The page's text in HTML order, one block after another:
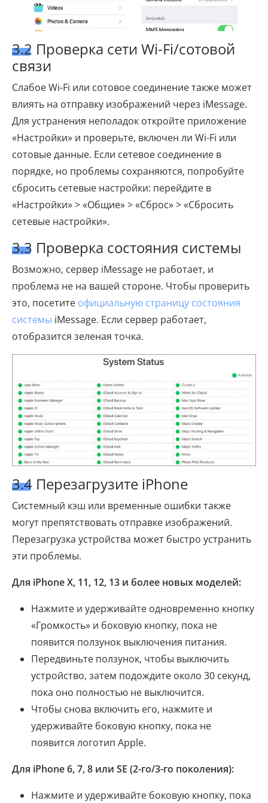
3.2 Проверка сети Wi-Fi/сотовой
связи
Слабое Wi-Fi или сотовое соединение также может
влиять на отправку изображений через iMessage.
Для устранения неполадок откройте приложение
«Настройки» и проверьте, включен ли Wi-Fi или
сотовые данные. Если сетевое соединение в
порядке, но проблемы сохраняются, попробуйте
сбросить сетевые настройки: перейдите в
«Настройки» > «Общие» > «Сброс» > «Сбросить
сетевые настройки».
3.3 Проверка состояния системы
Возможно, сервер iMessage не работает, и
проблема не на вашей стороне. Чтобы проверить
это, посетите официальную страницу состояния
системы iMessage. Если сервер работает,
отобразится зеленая точка.
3.4 Перезагрузите iPhone
Системный кэш или временные ошибки также
могут препятствовать отправке изображений.
Перезагрузка устройства может быстро устранить
эти проблемы.
Для iPhone X, 11, 12, 13 и более новых моделей:
Нажмите и удерживайте одновременно кнопку
«Громкость» и боковую кнопку, пока не
появится ползунок выключения питания.
Передвиньте ползунок, чтобы выключить
устройство, затем подождите около 30 секунд,
пока оно полностью не выключится.
Чтобы снова включить его, нажмите и
удерживайте боковую кнопку, пока не
появится логотип Apple.
Для iPhone 6, 7, 8 или SE (2-го/3-го поколения):
Нажмите и удерживайте боковую кнопку, пока